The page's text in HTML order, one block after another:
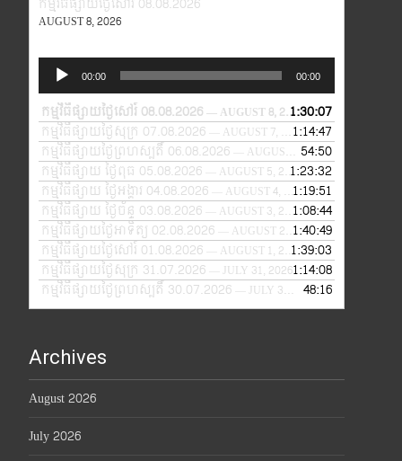
AUGUST 8, 2026
Audio
Player
00:00 00:00
កម្មវិធីផ្សាយថ្ងៃសៅរ៍ 08.08.2026— AUGUST 8, 2026 1:30:07
កម្មវិធីផ្សាយថ្ងៃសុក្រ 07.08.2026
— AUGUST 7, 2026
1:14:47
កម្មវិធីផ្សាយថ្ងៃព្រហស្បតិ៍ 06.08.2026
— AUGUST 6, 2026
54:50
កម្មវិធីផ្សាយ ថ្ងៃពុធ 05.08.2026
— AUGUST 5, 2026 1:23:32
កម្មវិធីផ្សាយ ថ្ងៃអង្គារ 04.08.2026
— AUGUST 4, 2026
1:19:51
កម្មវិធីផ្សាយ ថ្ងៃច័ន្ទ 03.08.2026
— AUGUST 3, 2026 1:08:44
កម្មវិធីផ្សាយថ្ងៃអាទិត្យ 02.08.2026
— AUGUST 2, 2026 1:40:49
កម្មវិធីផ្សាយថ្ងៃសៅរ៍ 01.08.2026
— AUGUST 1, 2026 1:39:03
កម្មវិធីផ្សាយថ្ងៃសុក្រ 31.07.2026
— JULY 31, 20261:14:08
កម្មវិធីផ្សាយថ្ងៃព្រហស្បតិ៍ 30.07.2026
— JULY 30, 2026 48:16
Archives
August 2026
July 2026